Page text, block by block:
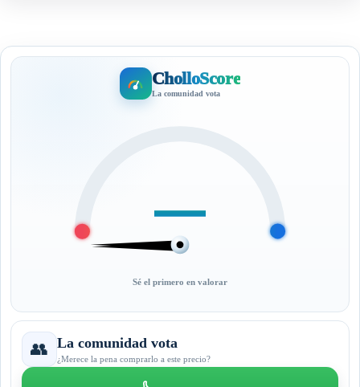
CholloScore
La comunidad vota
—
Sé el primero en valorar
👥 La comunidad vota
¿Merece la pena comprarlo a este precio?